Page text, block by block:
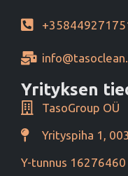
Yrityksen
TasoGroup OÜ
Yrityspiha 1,
Y-tunnus 16276460